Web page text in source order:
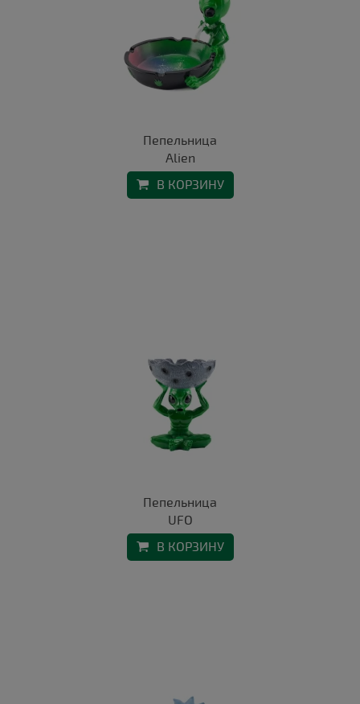
Пепельница
Alien
В КОРЗИНУ
Пепельница
UFO
В КОРЗИНУ